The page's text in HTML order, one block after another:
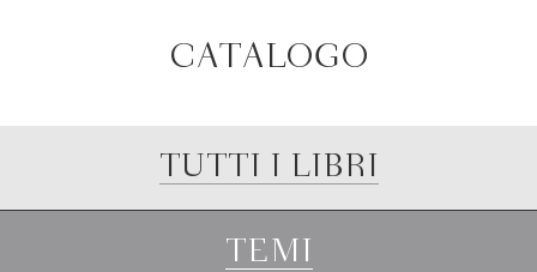
CATALOGO
TUTTI I LIBRI
TEMI